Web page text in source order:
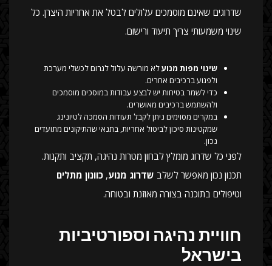
שדרוגים שאינם מוסמכים עלולים לבטל את אחריות היצרן. כל
שינוי משמעותי צריך תיעוד ורישום.
שינוי מפות מנועלא מורשה עלול לגרום לכשלי מערכת
ולפגוע ברכיבים אחרים.
כדי לשמר בטיחות יש לבצע עבודות במוסכים מוסמכים
ולהשתמש ברכיבים מאושרים.
במקרים מסוימים ניתן לקבל תעודות הסמכה לטיונינג
שמקטינות סיכון לביטול אחריות, בתנאי שהתיקונים מתועדים
נכון.
לפני כל שדרוג מומלץ לבחון מטרות נהיגה, תקציב ותקנות.
תכנון נכון מאפשר לשלב שדרוג מנוע, כוונון מתלים
וטיפולים בתוכנה בצורה מאוזנת ובטוחה.
חוויית נהיגה וספורטיביות
בישראל